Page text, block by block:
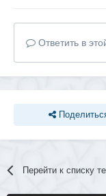
Ответить в
Перейти к списку